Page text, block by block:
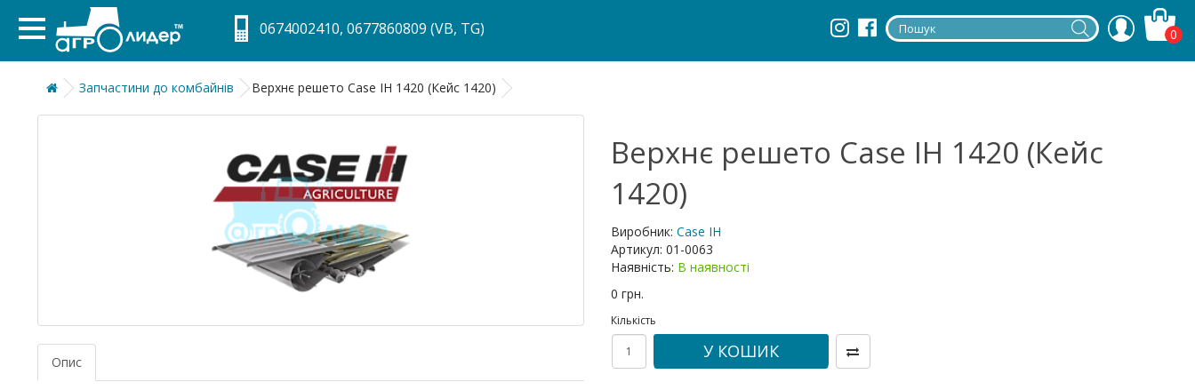
0674002410, 0677860809 (VB, TG) 0
Запчастини до комбайнів Верхнє решето Case IH 1420 (Кейс 1420)
Опис
Верхнє решето Case IH 1420 (Кейс
1420)
Виробник: Case IH
Артикул: 01-0063
Наявність: В наявності
0 грн.
Кількість
У КОШИК